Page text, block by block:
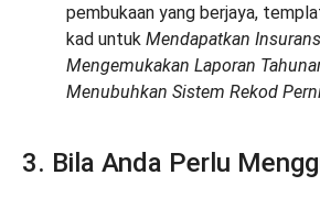
pembukaan yang berjaya,
kad untuk Mendapatkan
Mengemukakan Laporan
Menubuhkan Sistem Rekod
3. Bila Anda Perlu